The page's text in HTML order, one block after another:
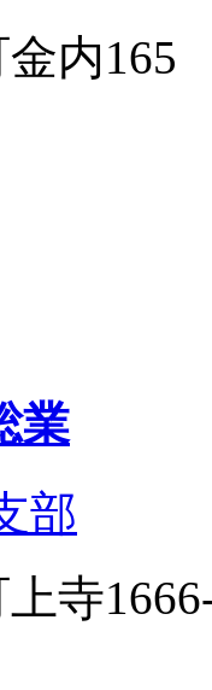
金内
業
部
上寺